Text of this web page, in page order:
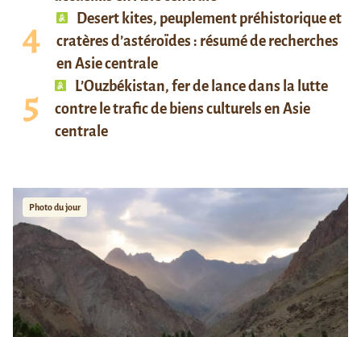
Desert kites, peuplement préhistorique et
cratères d’astéroïdes : résumé de recherches
en Asie centrale
L’Ouzbékistan, fer de lance dans la lutte
contre le trafic de biens culturels en Asie
centrale
Photo du jour